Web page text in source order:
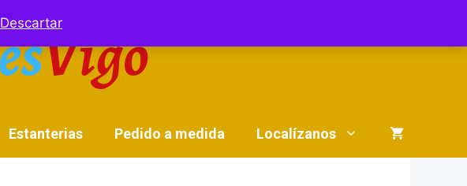
Descartar
Estanterias Pedido a medida Localízanos